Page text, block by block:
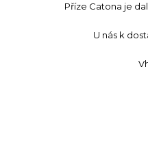
Příze Catona je
U nás k